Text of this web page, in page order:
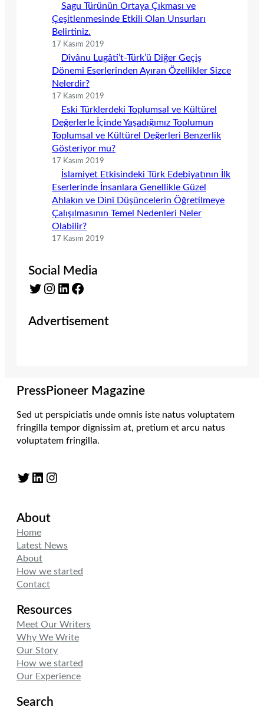
Sagu Türünün Ortaya Çıkması ve
Çeşitlenmesinde Etkili Olan Unsurları
Belirtiniz.
17 Kasım 2019
Dîvânu Lugâti’t-Türk’ü Diğer Geçiş
Dönemi Eserlerinden Ayıran Özellikler Sizce
Nelerdir?
17 Kasım 2019
Eski Türklerdeki Toplumsal ve Kültürel
Değerlerle İçinde Yaşadığımız Toplumun
Toplumsal ve Kültürel Değerleri Benzerlik
Gösteriyor mu?
17 Kasım 2019
İslamiyet Etkisindeki Türk Edebiyatının İlk
Eserlerinde İnsanlara Genellikle Güzel
Ahlakın ve Dinî Düşüncelerin Öğretilmeye
Çalışılmasının Temel Nedenleri Neler
Olabilir?
17 Kasım 2019
Social Media
Twitter Instagram LinkedIn Facebook
Advertisement
PressPioneer Magazine
Sed ut perspiciatis unde omnis iste natus voluptatem
fringilla tempor dignissim at, pretium et arcu natus
voluptatem fringilla.
Twitter LinkedIn Instagram
About
Home
Latest News
About
How we started
Contact
Resources
Meet Our Writers
Why We Write
Our Story
How we started
Our Experience
Search